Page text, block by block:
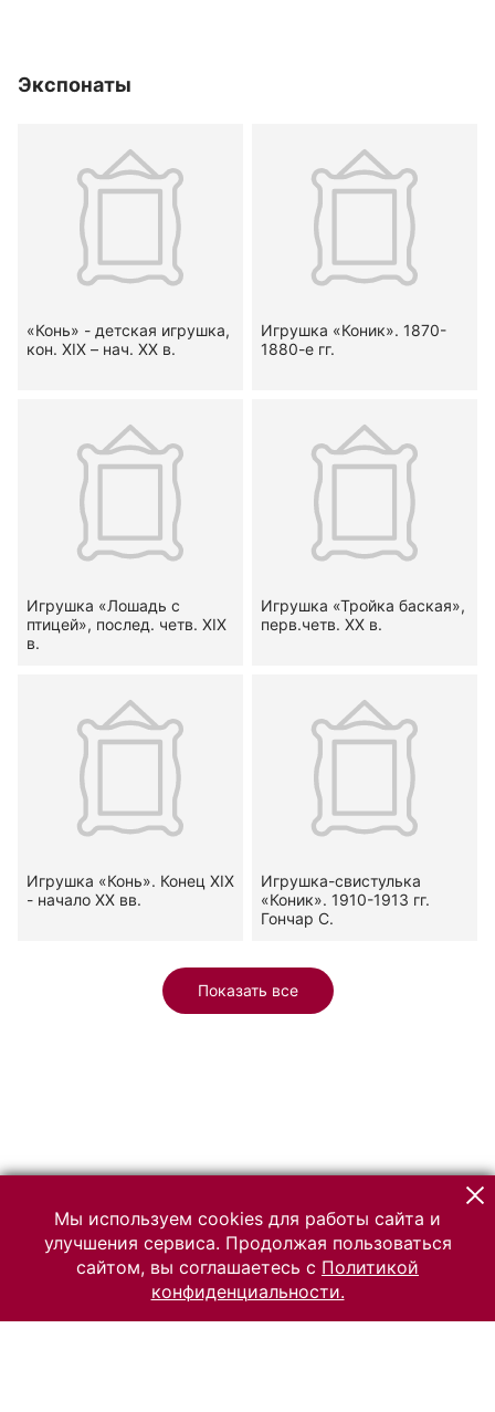
Экспонаты
«Конь» - детская игрушка,
кон. XIX – нач. XX в.
Игрушка «Коник». 1870-
1880-е гг.
Игрушка «Лошадь с
птицей», послед. четв. XIX
в.
Игрушка «Тройка баская»,
перв.четв. XX в.
Игрушка «Конь». Конец XIX
- начало ХХ вв.
Игрушка-свистулька
«Коник». 1910-1913 гг.
Гончар С.
Показать все
Мы используем cookies для работы сайта и
улучшения сервиса. Продолжая пользоваться
сайтом, вы соглашаетесь с Политикой
конфиденциальности.